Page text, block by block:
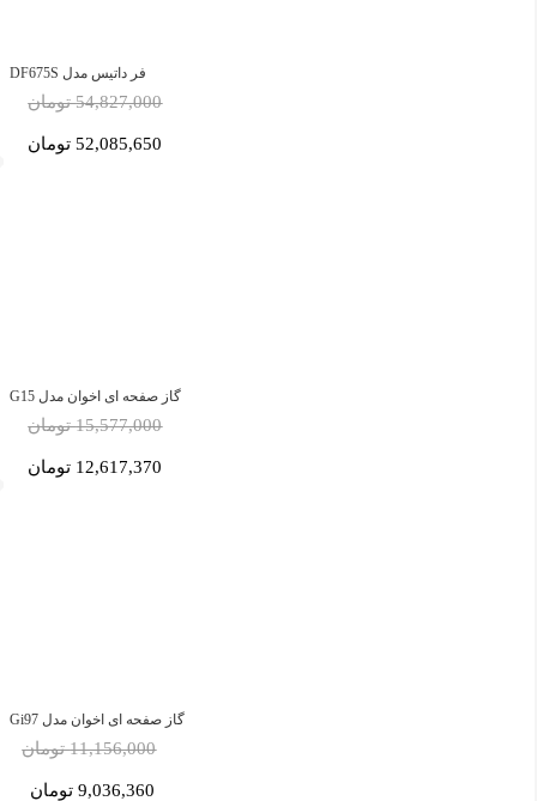
فر داتیس مدل DF675S
54,827,000 تومان
52,085,650 تومان
گاز صفحه ای اخوان مدل G15
15,577,000 تومان
12,617,370 تومان
گاز صفحه ای اخوان مدل Gi97
11,156,000 تومان
9,036,360 تومان